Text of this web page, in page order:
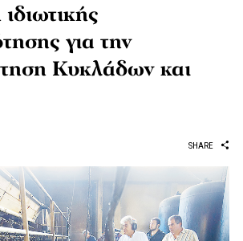
για την
Κυκλάδων και
SHARE